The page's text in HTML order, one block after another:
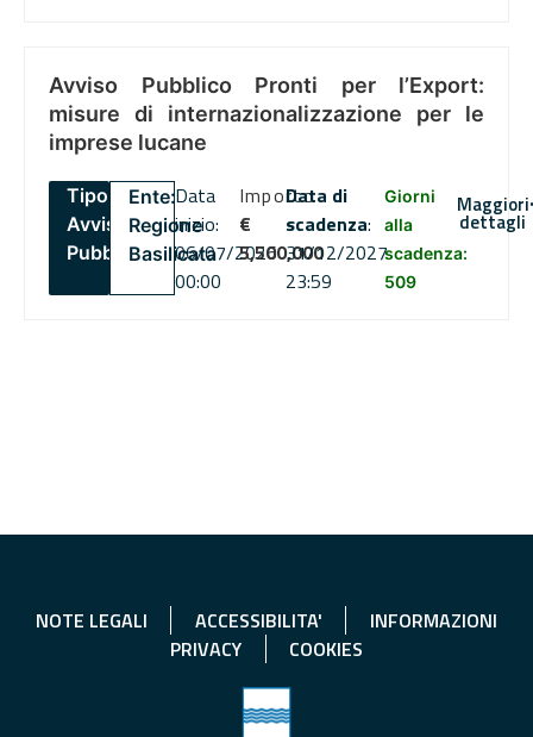
Avviso Pubblico Pronti per l’Export:
misure di internazionalizzazione per le
imprese lucane
Tipo:
Avviso
Pubblico
Ente:
Regione
Basilicata
Data
inizio:
06/07/2026
00:00
Importo
€
5,500,000
Data di
scadenza:
31/12/2027
23:59
Giorni
alla
scadenza:
509
Maggiori
dettagli
NOTE LEGALI ACCESSIBILITA'
INFORMAZIONI
PRIVACY
COOKIES